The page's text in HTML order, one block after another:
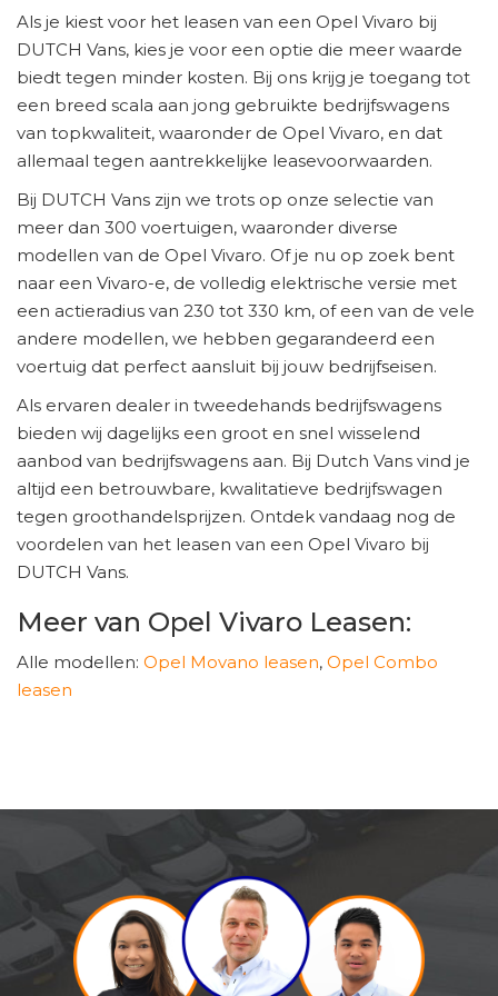
Als je kiest voor het leasen van een Opel Vivaro bij
DUTCH Vans, kies je voor een optie die meer waarde
biedt tegen minder kosten. Bij ons krijg je toegang tot
een breed scala aan jong gebruikte bedrijfswagens
van topkwaliteit, waaronder de Opel Vivaro, en dat
allemaal tegen aantrekkelijke leasevoorwaarden.
Bij DUTCH Vans zijn we trots op onze selectie van
meer dan 300 voertuigen, waaronder diverse
modellen van de Opel Vivaro. Of je nu op zoek bent
naar een Vivaro-e, de volledig elektrische versie met
een actieradius van 230 tot 330 km, of een van de vele
andere modellen, we hebben gegarandeerd een
voertuig dat perfect aansluit bij jouw bedrijfseisen.
Als ervaren dealer in tweedehands bedrijfswagens
bieden wij dagelijks een groot en snel wisselend
aanbod van bedrijfswagens aan. Bij Dutch Vans vind je
altijd een betrouwbare, kwalitatieve bedrijfswagen
tegen groothandelsprijzen. Ontdek vandaag nog de
voordelen van het leasen van een Opel Vivaro bij
DUTCH Vans.
Meer van Opel Vivaro Leasen:
Alle modellen: Opel Movano leasen, Opel Combo
leasen